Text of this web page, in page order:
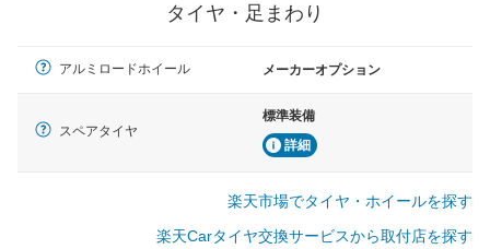
タイヤ・足まわり
アルミロードホイール メーカーオプション
スペアタイヤ
標準装備
詳細
楽天市場でタイヤ・ホイールを探す
楽天Carタイヤ交換サービスから取付店を探す